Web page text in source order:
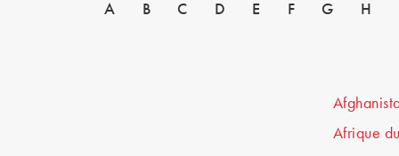
A B C D E F G H
Afrique